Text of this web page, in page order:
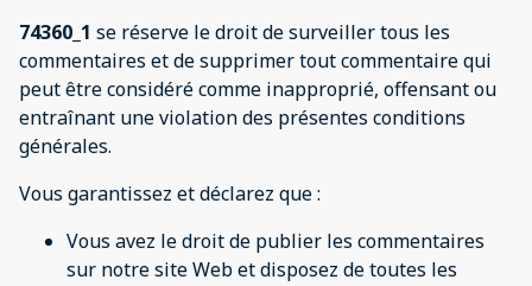
74360_1 se réserve le droit de surveiller tous les
commentaires et de supprimer tout commentaire qui
peut être considéré comme inapproprié, offensant ou
entraînant une violation des présentes conditions
générales.
Vous garantissez et déclarez que :
Vous avez le droit de publier les commentaires
sur notre site Web et disposez de toutes les